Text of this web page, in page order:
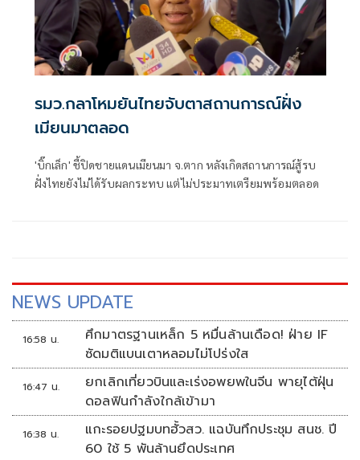
รมว.กลาโหมยันไทยจับตาสถานการณ์ฝั่ง
เมียนมาตลอด
'บิ๊กเล็ก' ชี้ปิดชายแดนเมียนมา จ.ตาก หลังเกิดสถานการณ์สู้รบ
ฝั่งไทยยังไม่ได้รับผลกระทบ แต่ไม่ประมาทเตรียมพร้อมตลอด
NEWS UPDATE
16:58 น.
ศึกมาตรฐานเหล็ก 5 หมื่นล้านเดือด! ฝ่าย IF
ซัดมติแบนเตาหลอมไม่โปร่งใส
16:47 น.
ยกเลิกเที่ยวบินและเร่งอพยพในจีน พายุไต้ฝุ่น
ดอลฟินกำลังใกล้เข้ามา
16:38 น.
แกะรอยปฐมบทฮั้วสว. แฉบันทึกประชุม สนช. ปี
60 ใช้ 5 พันล้านยึดประเทศ